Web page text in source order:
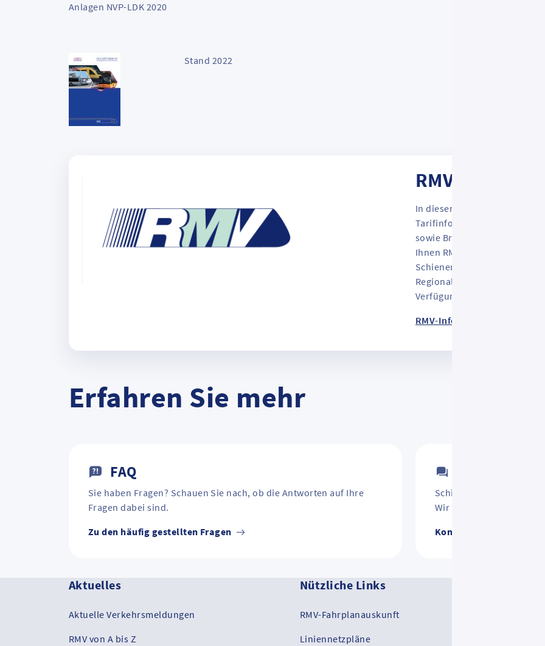
Anlagen NVP-LDK 2020
Stand 2022
RMV-
In diesem
Tarifinformationen,
sowie Broschüren für
Ihnen RMV-interne
Regionalen
Verfügung.
RMV-Infomaterial
Erfahren Sie mehr
FAQ
Sie haben Fragen? Schauen Sie nach, ob die Antworten auf Ihre
Fragen dabei sind.
Zu den häufig gestellten Fragen
Schirm vergessen?
Wir helfen weiter.
Kontakt zum RMV
Aktuelles
Aktuelle Verkehrsmeldungen
RMV von A bis Z
Nützliche Links
RMV-Fahrplanauskunft
Liniennetzpläne